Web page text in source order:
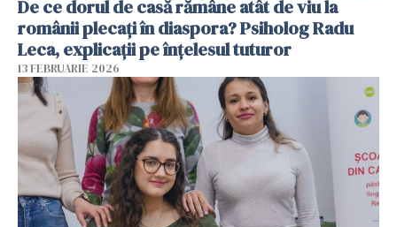
De ce dorul de casă rămâne atât de viu la
românii plecați în diaspora? Psiholog Radu
Leca, explicații pe înțelesul tuturor
13 FEBRUARIE 2026